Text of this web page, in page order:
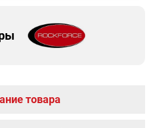
товара